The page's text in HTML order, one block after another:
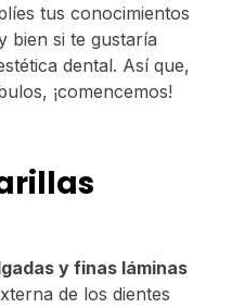
tus conocimientos
bien si te gustaría
dental. Así que,
¡comencemos!
y finas láminas
de los dientes